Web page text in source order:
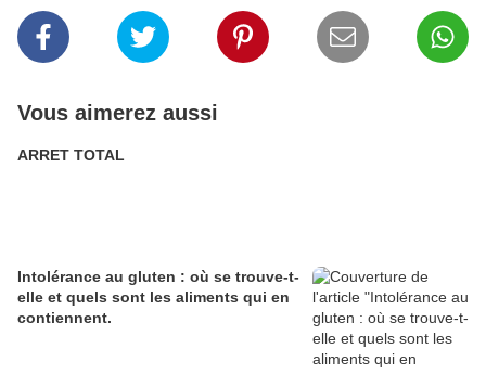
Vous aimerez aussi
ARRET TOTAL
Intolérance au gluten : où se trouve-t-
elle et quels sont les aliments qui en
contiennent.